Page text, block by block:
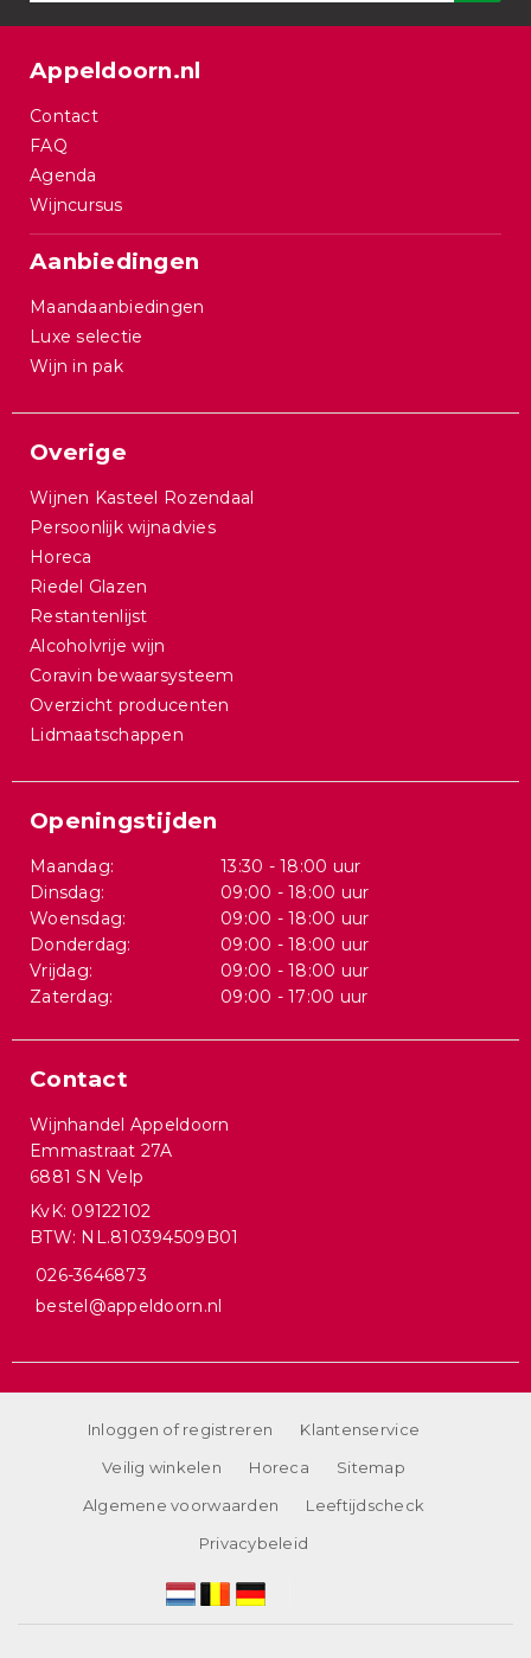
Appeldoorn.nl
Contact
FAQ
Agenda
Wijncursus
Aanbiedingen
Maandaanbiedingen
Luxe selectie
Wijn in pak
Overige
Wijnen Kasteel Rozendaal
Persoonlijk wijnadvies
Horeca
Riedel Glazen
Restantenlijst
Alcoholvrije wijn
Coravin bewaarsysteem
Overzicht producenten
Lidmaatschappen
Openingstijden
Maandag:
13:30 - 18:00 uur
Dinsdag:
09:00 - 18:00 uur
Woensdag:
09:00 - 18:00 uur
Donderdag:
09:00 - 18:00 uur
Vrijdag:
09:00 - 18:00 uur
Zaterdag:
09:00 - 17:00 uur
Contact
Wijnhandel Appeldoorn
Emmastraat 27A
6881 SN Velp
KvK: 09122102
BTW: NL.810394509B01
026-3646873
bestel@appeldoorn.nl
Inloggen of registreren
Klantenservice
Veilig winkelen
Horeca
Sitemap
Algemene voorwaarden
Leeftijdscheck
Privacybeleid